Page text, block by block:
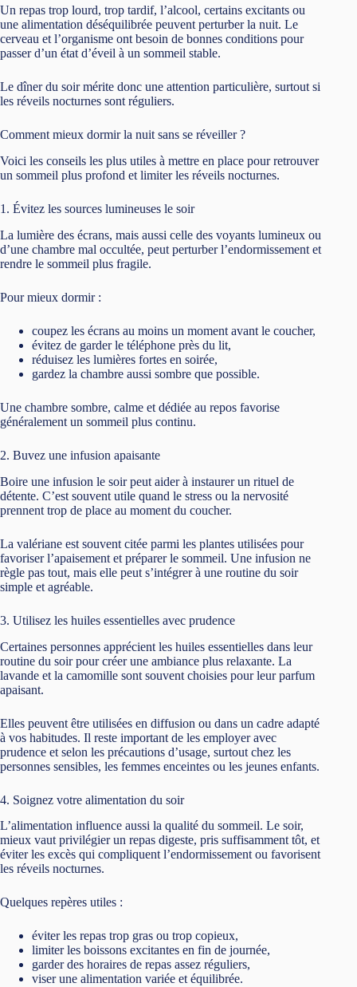
Un repas trop lourd, trop tardif, l’alcool, certains excitants ou
une alimentation déséquilibrée peuvent perturber la nuit. Le
cerveau et l’organisme ont besoin de bonnes conditions pour
passer d’un état d’éveil à un sommeil stable.
Le dîner du soir mérite donc une attention particulière, surtout si
les réveils nocturnes sont réguliers.
Comment mieux dormir la nuit sans se réveiller ?
Voici les conseils les plus utiles à mettre en place pour retrouver
un sommeil plus profond et limiter les réveils nocturnes.
1. Évitez les sources lumineuses le soir
La lumière des écrans, mais aussi celle des voyants lumineux ou
d’une chambre mal occultée, peut perturber l’endormissement et
rendre le sommeil plus fragile.
Pour mieux dormir :
coupez les écrans au moins un moment avant le coucher,
évitez de garder le téléphone près du lit,
réduisez les lumières fortes en soirée,
gardez la chambre aussi sombre que possible.
Une chambre sombre, calme et dédiée au repos favorise
généralement un sommeil plus continu.
2. Buvez une infusion apaisante
Boire une infusion le soir peut aider à instaurer un rituel de
détente. C’est souvent utile quand le stress ou la nervosité
prennent trop de place au moment du coucher.
La valériane est souvent citée parmi les plantes utilisées pour
favoriser l’apaisement et préparer le sommeil. Une infusion ne
règle pas tout, mais elle peut s’intégrer à une routine du soir
simple et agréable.
3. Utilisez les huiles essentielles avec prudence
Certaines personnes apprécient les huiles essentielles dans leur
routine du soir pour créer une ambiance plus relaxante. La
lavande et la camomille sont souvent choisies pour leur parfum
apaisant.
Elles peuvent être utilisées en diffusion ou dans un cadre adapté
à vos habitudes. Il reste important de les employer avec
prudence et selon les précautions d’usage, surtout chez les
personnes sensibles, les femmes enceintes ou les jeunes enfants.
4. Soignez votre alimentation du soir
L’alimentation influence aussi la qualité du sommeil. Le soir,
mieux vaut privilégier un repas digeste, pris suffisamment tôt, et
éviter les excès qui compliquent l’endormissement ou favorisent
les réveils nocturnes.
Quelques repères utiles :
éviter les repas trop gras ou trop copieux,
limiter les boissons excitantes en fin de journée,
garder des horaires de repas assez réguliers,
viser une alimentation variée et équilibrée.